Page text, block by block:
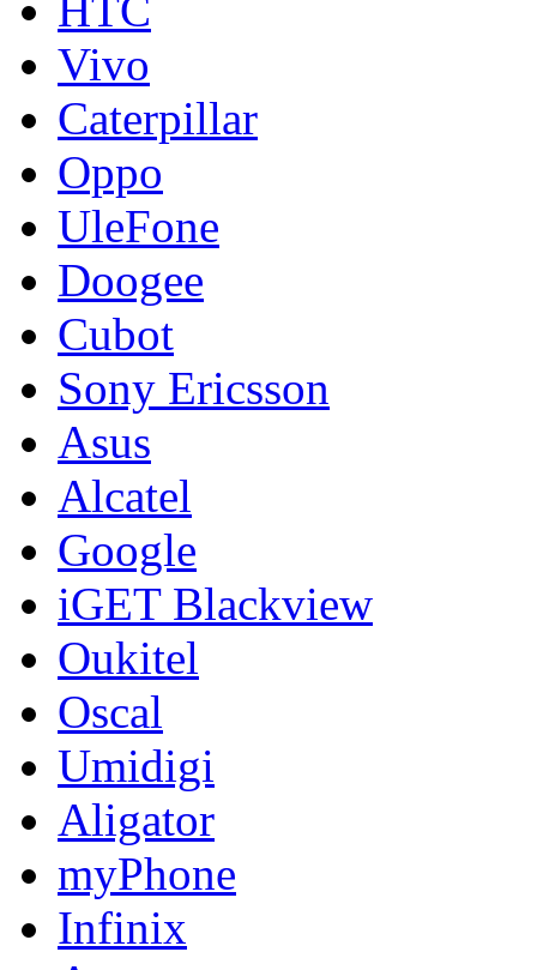
Vivo
Caterpillar
Oppo
UleFone
Doogee
Cubot
Sony Ericsson
Asus
Alcatel
Google
iGET Blackview
Oukitel
Oscal
Umidigi
Aligator
myPhone
Infinix